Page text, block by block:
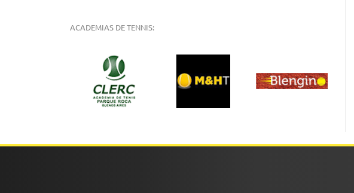
ACADEMIAS DE TENNIS: